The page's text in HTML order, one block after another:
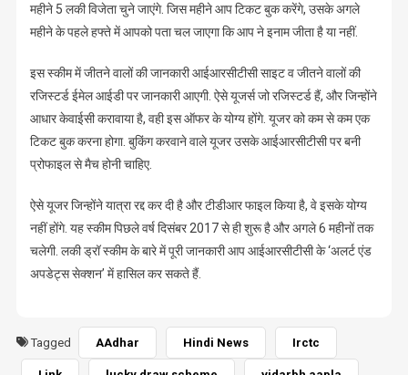
महीने 5 लकी विजेता चुने जाएंगे. जिस महीने आप टिकट बुक करेंगे, उसके अगले
महीने के पहले हफ्ते में आपको पता चल जाएगा कि आप ने इनाम जीता है या नहीं.
इस स्कीम में जीतने वालों की जानकारी आईआरसीटीसी साइट व जीतने वालों की
रजिस्टर्ड ईमेल आईडी पर जानकारी आएगी. ऐसे यूजर्स जो रजिस्टर्ड हैं, और जिन्होंने
आधार केवाईसी करावाया है, वही इस ऑफर के योग्य होंगे. यूजर को कम से कम एक
टिकट बुक करना होगा. बुकिंग करवाने वाले यूजर उसके आईआरसीटीसी पर बनी
प्रोफाइल से मैच होनी चाहिए.
ऐसे यूजर जिन्होंने यात्रा रद्द कर दी है और टीडीआर फाइल किया है, वे इसके योग्य
नहीं होंगे. यह स्कीम पिछले वर्ष दिसंबर 2017 से ही शुरू है और अगले 6 महीनों तक
चलेगी. लकी ड्रॉ स्कीम के बारे में पूरी जानकारी आप आईआरसीटीसी के ‘अलर्ट एंड
अपडेट्स सेक्शन’ में हासिल कर सकते हैं.
Tagged AAdhar Hindi News Irctc